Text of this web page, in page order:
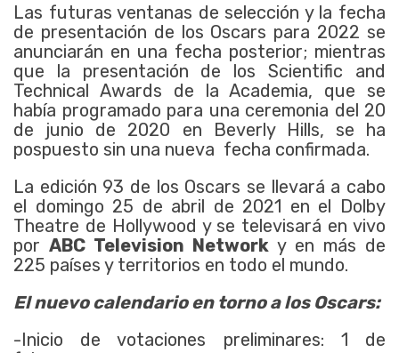
Las futuras ventanas de selección y la fecha
de presentación de los Oscars para 2022 se
anunciarán en una fecha posterior; mientras
que la presentación de los Scientific and
Technical Awards de la Academia, que se
había programado para una ceremonia del 20
de junio de 2020 en Beverly Hills, se ha
pospuesto sin una nueva fecha confirmada.
La edición 93 de los Oscars se llevará a cabo
el domingo 25 de abril de 2021 en el Dolby
Theatre de Hollywood y se televisará en vivo
por ABC Television Network y en más de
225 países y territorios en todo el mundo.
El nuevo calendario en torno a los Oscars:
-Inicio de votaciones preliminares: 1 de